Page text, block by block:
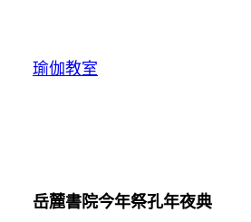
瑜伽教室
岳麓書院今年祭孔年夜典